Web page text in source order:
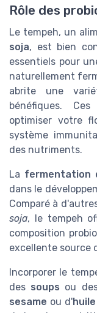
Rôle des
Le tempeh, un
soja, est bien
essentiels pour
naturellement
abrite une
bénéfiques. Ces
optimiser votre
système
des nutriments.
La fermentation
dans le
Comparé à
soja, le tempeh
composition
excellente source
Incorporer le
des soups ou
sesame ou d'